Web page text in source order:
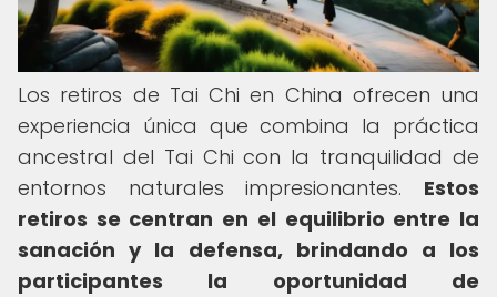
Los retiros de Tai Chi en China ofrecen una
experiencia única que combina la práctica
ancestral del Tai Chi con la tranquilidad de
entornos naturales impresionantes. Estos
retiros se centran en el equilibrio entre la
sanación y la defensa, brindando a los
participantes la oportunidad de